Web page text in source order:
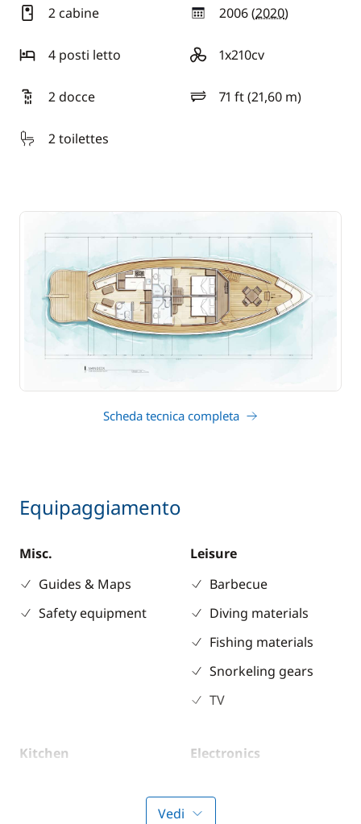
2 cabine 2006 (2020)
anno
4 posti letto
1x210cv
motore
2 docce
71 ft (21,60 m)
lunghezza
2 toilettes
Scheda tecnica completa
Equipaggiamento
Misc.
Guides & Maps
Safety equipment
Leisure
Barbecue
Diving materials
Fishing materials
Snorkeling gears
TV
Kitchen
Electronics
Vedi